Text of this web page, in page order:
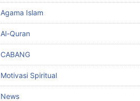
Agama Islam
Al-Quran
CABANG
Motivasi Spiritual
News